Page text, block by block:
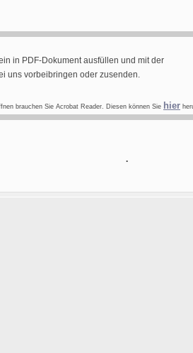
in PDF-Dokument ausfüllen und mit der
uns vorbeibringen oder zusenden.
brauchen Sie Acrobat Reader. Diesen können Sie hier
.